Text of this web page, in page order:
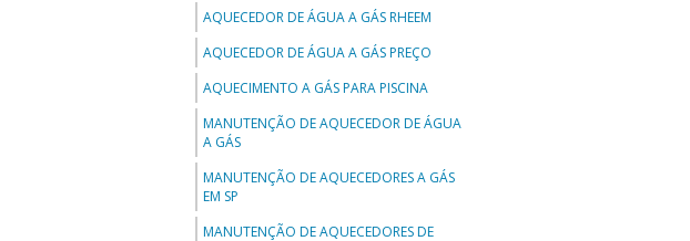
AQUECEDOR DE ÁGUA A GÁS RHEEM
AQUECEDOR DE ÁGUA A GÁS PREÇO
AQUECIMENTO A GÁS PARA PISCINA
MANUTENÇÃO DE AQUECEDOR DE ÁGUA
A GÁS
MANUTENÇÃO DE AQUECEDORES A GÁS
EM SP
MANUTENÇÃO DE AQUECEDORES DE